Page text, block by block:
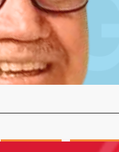
Redação 6 de novembro
Como é bom ser
comissão técnica do
Read More…
Vinícius